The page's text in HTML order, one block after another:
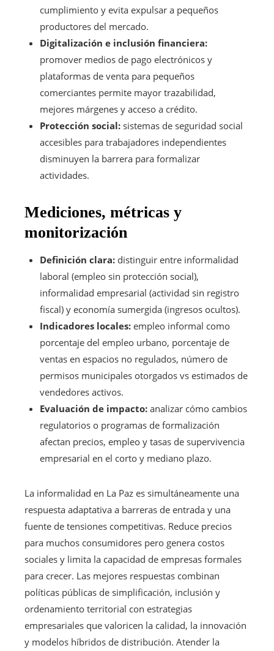
cumplimiento y evita expulsar a pequeños
productores del mercado.
Digitalización e inclusión financiera:
promover medios de pago electrónicos y
plataformas de venta para pequeños
comerciantes permite mayor trazabilidad,
mejores márgenes y acceso a crédito.
Protección social: sistemas de seguridad social
accesibles para trabajadores independientes
disminuyen la barrera para formalizar
actividades.
Mediciones, métricas y
monitorización
Definición clara: distinguir entre informalidad
laboral (empleo sin protección social),
informalidad empresarial (actividad sin registro
fiscal) y economía sumergida (ingresos ocultos).
Indicadores locales: empleo informal como
porcentaje del empleo urbano, porcentaje de
ventas en espacios no regulados, número de
permisos municipales otorgados vs estimados de
vendedores activos.
Evaluación de impacto: analizar cómo cambios
regulatorios o programas de formalización
afectan precios, empleo y tasas de supervivencia
empresarial en el corto y mediano plazo.
La informalidad en La Paz es simultáneamente una
respuesta adaptativa a barreras de entrada y una
fuente de tensiones competitivas. Reduce precios
para muchos consumidores pero genera costos
sociales y limita la capacidad de empresas formales
para crecer. Las mejores respuestas combinan
políticas públicas de simplificación, inclusión y
ordenamiento territorial con estrategias
empresariales que valoricen la calidad, la innovación
y modelos híbridos de distribución. Atender la